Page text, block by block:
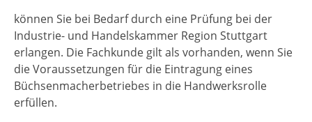
können Sie bei Bedarf durch eine Prüfung bei der
Industrie- und Handelskammer Region Stuttgart
erlangen. Die Fachkunde gilt als vorhanden, wenn Sie
die Voraussetzungen für die Eintragung eines
Büchsenmacherbetriebes in die Handwerksrolle
erfüllen.